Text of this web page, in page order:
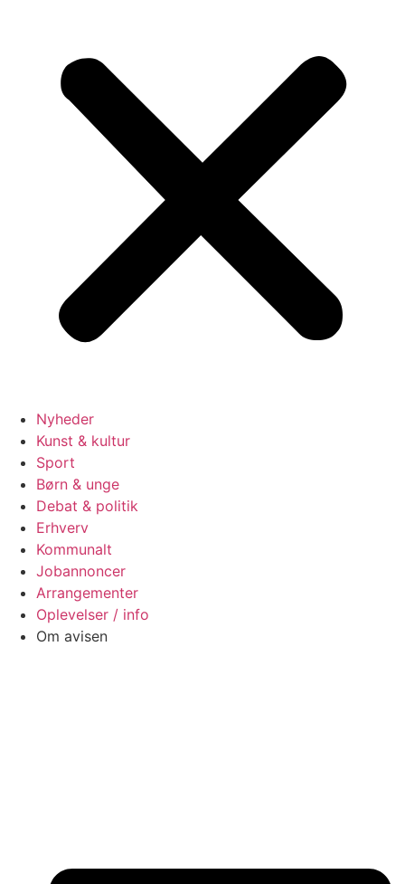
Nyheder
Kunst & kultur
Sport
Børn & unge
Debat & politik
Erhverv
Kommunalt
Jobannoncer
Arrangementer
Oplevelser / info
Om avisen